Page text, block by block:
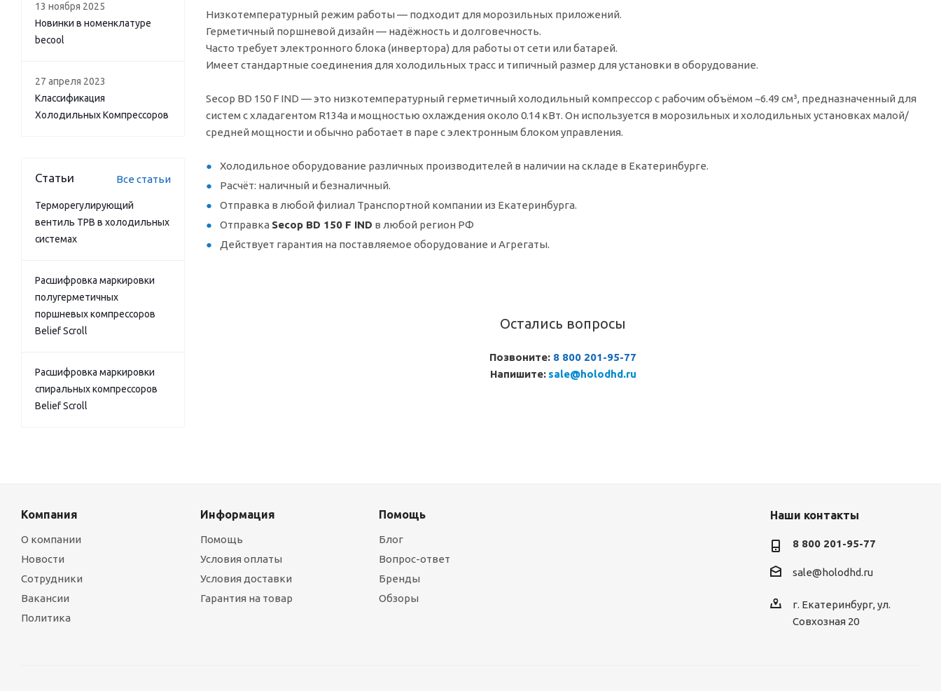
Низкотемпературный режим работы — подходит для морозильных приложений.
Герметичный поршневой дизайн — надёжность и долговечность.
Часто требует электронного блока (инвертора) для работы от сети или батарей.
Имеет стандартные соединения для холодильных трасс и типичный размер для установки в оборудование.
Secop BD 150 F IND — это низкотемпературный герметичный холодильный компрессор с рабочим объёмом ~6.49 см³, предназначенный для
систем с хладагентом R134a и мощностью охлаждения около 0.14 кВт. Он используется в морозильных и холодильных установках малой/
средней мощности и обычно работает в паре с электронным блоком управления.
Холодильное оборудование различных производителей в наличии на складе в Екатеринбурге.
Расчёт: наличный и безналичный.
Отправка в любой филиал Транспортной компании из Екатеринбурга.
Отправка Secop BD 150 F IND в любой регион РФ
Действует гарантия на поставляемое оборудование и Агрегаты.
Остались вопросы
Позвоните: 8 800 201-95-77
Напишите: sale@holodhd.ru
13 ноября 2025
Новинки в номенклатуре
becool
27 апреля 2023
Классификация
Холодильных Компрессоров
Статьи Все статьи
Терморегулирующий
вентиль ТРВ в холодильных
системах
Расшифровка маркировки
полугерметичных
поршневых компрессоров
Belief Scroll
Расшифровка маркировки
спиральных компрессоров
Belief Scroll
Компания
О компании
Новости
Сотрудники
Вакансии
Политика
Информация
Помощь
Условия оплаты
Условия доставки
Гарантия на товар
Помощь
Блог
Вопрос-ответ
Бренды
Обзоры
Наши контакты
8 800 201-95-77
sale@holodhd.ru
г. Екатеринбург, ул.
Совхозная 20